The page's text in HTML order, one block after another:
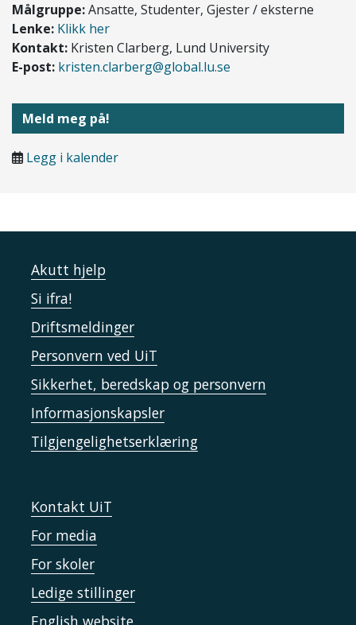
Målgruppe:Ansatte, Studenter, Gjester / eksterne
Lenke: Klikk her
Kontakt: Kristen Clarberg, Lund University
E-post: kristen.clarberg@global.lu.se
Meld meg på!
Legg i kalender
Akutt hjelp
Si ifra!
Driftsmeldinger
Personvern ved UiT
Sikkerhet, beredskap og personvern
Informasjonskapsler
Tilgjengelighetserklæring
Kontakt UiT
For media
For skoler
Ledige stillinger
English website